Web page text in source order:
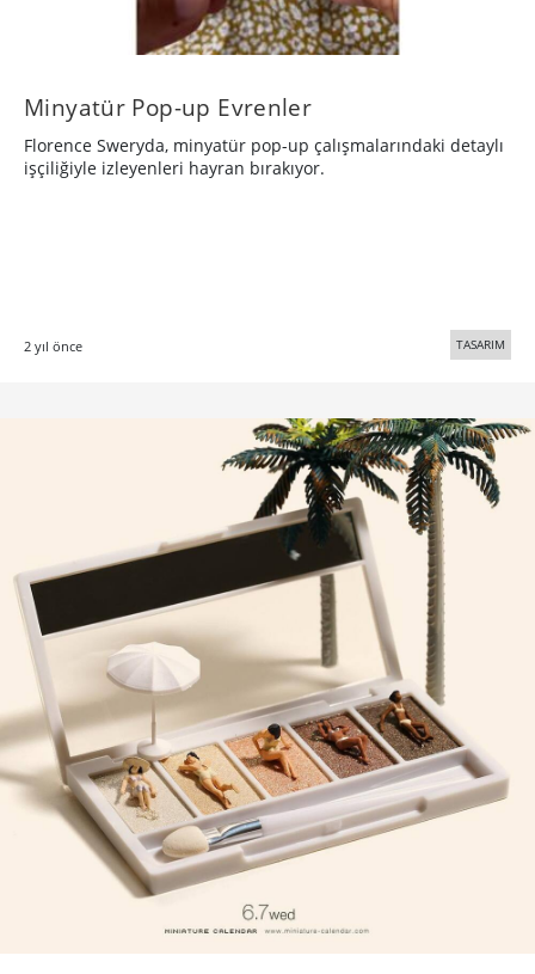
Minyatür Pop-up Evrenler
Florence Sweryda, minyatür pop-up çalışmalarındaki detaylı
işçiliğiyle izleyenleri hayran bırakıyor.
2 yıl önce TASARIM